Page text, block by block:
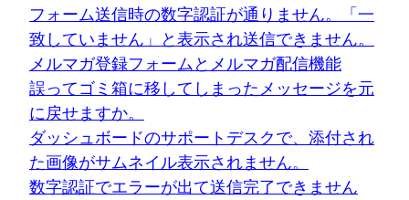
フォーム送信時の数字認証が通りません。「一
致していません」と表示され送信できません。
メルマガ登録フォームとメルマガ配信機能
誤ってゴミ箱に移してしまったメッセージを元
に戻せますか。
ダッシュボードのサポートデスクで、添付され
た画像がサムネイル表示されません。
数字認証でエラーが出て送信完了できません